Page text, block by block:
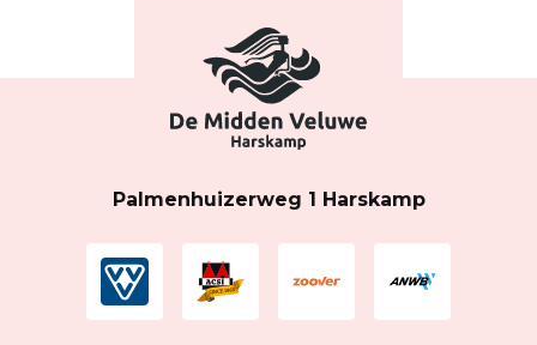
Palmenhuizerweg 1 Harskamp